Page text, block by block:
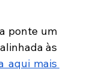
ponte um
às
aqui mais